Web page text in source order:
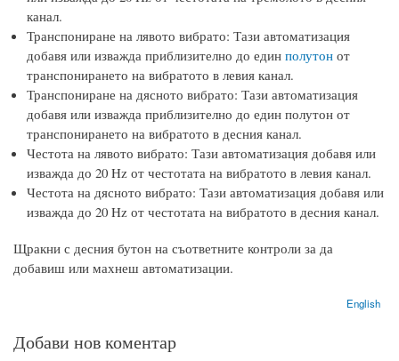
канал.
Транспониране на лявото вибрато: Тази автоматизация
добавя или изважда приблизително до един полутон от
транспонирането на вибратото в левия канал.
Транспониране на дясното вибрато: Тази автоматизация
добавя или изважда приблизително до един полутон от
транспонирането на вибратото в десния канал.
Честота на лявото вибрато: Тази автоматизация добавя или
изважда до 20 Hz от честотата на вибратото в левия канал.
Честота на дясното вибрато: Тази автоматизация добавя или
изважда до 20 Hz от честотата на вибратото в десния канал.
Щракни с десния бутон на съответните контроли за да
добавиш или махнеш автоматизации.
English
Добави нов коментар